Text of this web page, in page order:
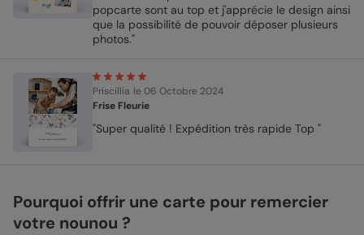
popcarte sont au top et j'apprécie le design ainsi
que la possibilité de pouvoir déposer plusieurs
photos."
Priscillia le 06 Octobre 2024
Frise Fleurie
"Super qualité ! Expédition très rapide Top "
Pourquoi offrir une carte pour remercier
votre nounou ?